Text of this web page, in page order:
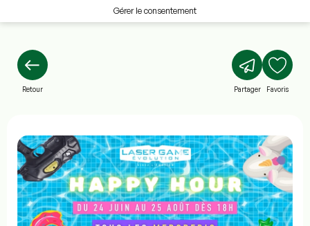
Gérer le consentement
Retour Partager Favoris